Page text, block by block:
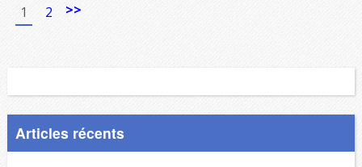
1 2 >>
Articles récents